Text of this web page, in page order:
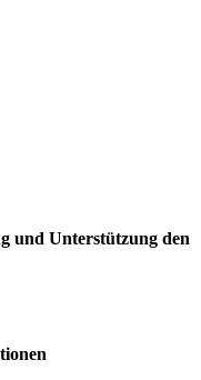
und Unterstützung den